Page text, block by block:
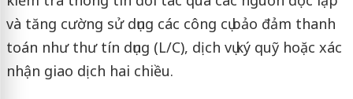
và tăng cường sử dụng các công cụ bảo đảm thanh
toán như thư tín dụng (L/C), dịch vụ ký quỹ hoặc xác
nhận giao dịch hai chiều.